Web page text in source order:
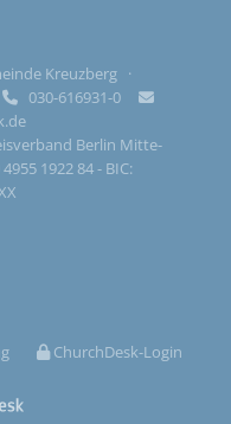
Kreuzberg ·
 030-616931-0 
Berlin Mitte-
1922 84 - BIC:
ChurchDesk-Login